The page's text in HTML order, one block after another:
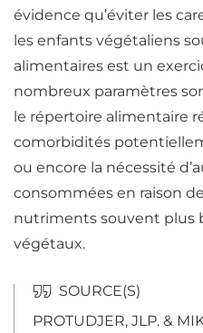
évidence qu’éviter les
les enfants végétaliens
alimentaires est un
nombreux paramètres
le répertoire alimentaire
comorbidités
ou encore la nécessité
consommées en raison
nutriments souvent plus
végétaux.
PROTUDJER, JLP. &